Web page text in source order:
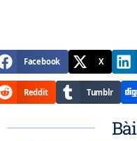
Facebook X
Reddit Tumblr